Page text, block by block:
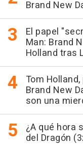
Brand New
El papel
Man: Brand
Holland tras
Tom
Brand New
son una
¿A qué hora
del Dragón